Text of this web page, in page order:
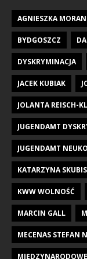
AGNIESZKA
BYDGOSZCZ
DYSKRYMINACJA
JACEK KUBIAK
JOLANTA REISCH-
JUGENDAMT
JUGENDAMT
KATARZYNA
KWW WOLNOŚĆ
MARCIN GALL
MECENAS STEFAN